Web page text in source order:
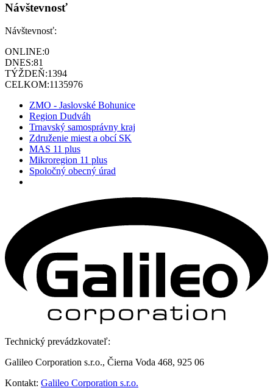
Návštevnosť
Návštevnosť:
ONLINE:0
DNES:81
TÝŽDEŇ:1394
CELKOM:1135976
ZMO - Jaslovské Bohunice
Region Dudváh
Trnavský samosprávny kraj
Združenie miest a obcí SK
MAS 11 plus
Mikroregion 11 plus
Spoločný obecný úrad
Technický prevádzkovateľ:
Galileo Corporation s.r.o., Čierna Voda 468, 925 06
Kontakt: Galileo Corporation s.r.o.